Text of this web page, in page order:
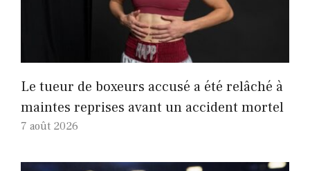
Le tueur de boxeurs accusé a été relâché à
maintes reprises avant un accident mortel
7 août 2026